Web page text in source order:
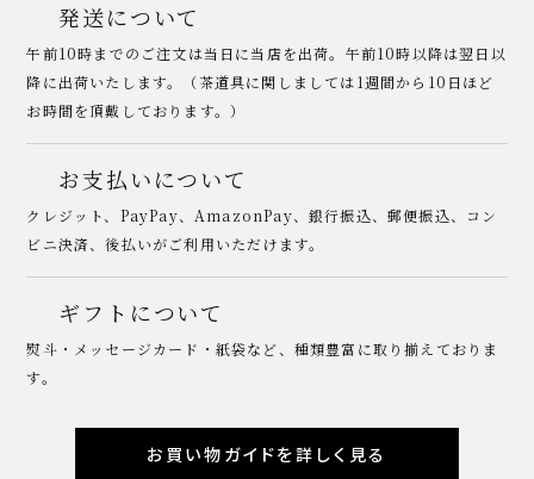
発送について
午前10時までのご注文は当日に当店を出荷。午前10時以降は翌日以
降に出荷いたします。（茶道具に関しましては1週間から10日ほど
お時間を頂戴しております。）
お支払いについて
クレジット、PayPay、AmazonPay、銀行振込、郵便振込、コン
ビニ決済、後払いがご利用いただけます。
ギフトについて
熨斗・メッセージカード・紙袋など、種類豊富に取り揃えておりま
す。
お買い物ガイドを詳しく見る